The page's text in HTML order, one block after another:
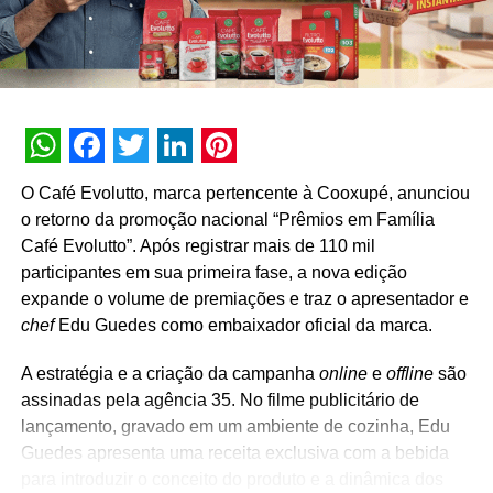
gravado em um posto de combustível no Brasil
NÃO PERCA
Nadir lança a campanha “Destino dos Sonhos
com Nadir” e vai sortear prêmios todos os dias
WhatsApp
Facebook
Twitter
LinkedIn
Pinterest
O Café Evolutto, marca pertencente à Cooxupé, anunciou
o retorno da promoção nacional “Prêmios em Família
Café Evolutto”. Após registrar mais de 110 mil
participantes em sua primeira fase, a nova edição
expande o volume de premiações e traz o apresentador e
chefEdu Guedes como embaixador oficial da marca.
A estratégia e a criação da campanha onlinee offlinesão
assinadas pela agência 35. No filme publicitário de
lançamento, gravado em um ambiente de cozinha, Edu
Guedes apresenta uma receita exclusiva com a bebida